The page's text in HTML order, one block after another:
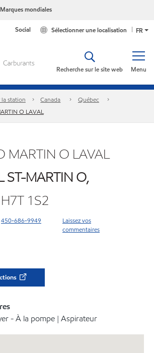
Marques mondiales
FR
Sélectionner une localisation
Social
Menu
Recherche sur le site web
station Canada
Québec
O LAVAL
MARTIN O LAVAL
ST-MARTIN O,
1S2
450-686-9949
Laissez vos
commentaires
- À la pompe | Aspirateur